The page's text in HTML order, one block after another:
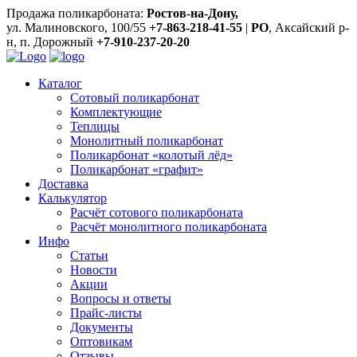
Продажа поликарбоната: Ростов-на-Дону,
ул. Малиновского, 100/55 +7-863-218-41-55 | РО, Аксайский р-
н, п. Дорожный +7-910-237-20-20
Каталог
Сотовый поликарбонат
Комплектующие
Теплицы
Монолитный поликарбонат
Поликарбонат «колотый лёд»
Поликарбонат «графит»
Доставка
Калькулятор
Расчёт сотового поликарбоната
Расчёт монолитного поликарбоната
Инфо
Статьи
Новости
Акции
Вопросы и ответы
Прайс-листы
Документы
Оптовикам